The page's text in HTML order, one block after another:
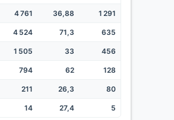
4 761 36,88 1 291
4 524 71,3 635
1 505 33 456
794 62 128
211 26,3 80
14 27,4 5